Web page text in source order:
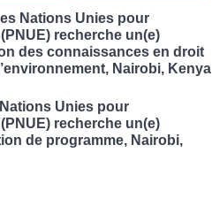
Nations Unies pour
recherche un(e)
des connaissances en droit
Nairobi, Kenya
Unies pour
recherche un(e)
de programme, Nairobi,